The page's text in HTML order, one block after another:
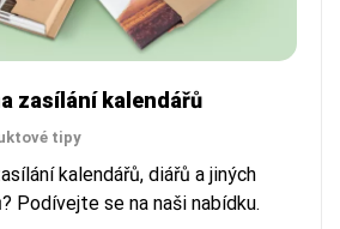
zasílání kalendářů
tipy
kalendářů, diářů a jiných
Podívejte se na naši nabídku.